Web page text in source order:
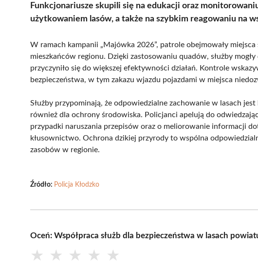
Funkcjonariusze skupili się na edukacji oraz
użytkowaniem lasów, a także na szybkim reagowaniu na
W ramach kampanii „Majówka 2026”, patrole obejmowały
mieszkańców regionu. Dzięki zastosowaniu quadów, służby
przyczyniło się do większej efektywności działań. Kontrole
bezpieczeństwa, w tym zakazu wjazdu pojazdami w miejsca
Służby przypominają, że odpowiedzialne zachowanie w lasach
również dla ochrony środowiska. Policjanci apelują do
przypadki naruszania przepisów oraz o meliorowanie informacji
kłusownictwo. Ochrona dzikiej przyrody to wspólna
zasobów w regionie.
Źródło: Policja Kłodzko
Oceń: Współpraca służb dla bezpieczeństwa w lasach
★ ★ ★ ★ ★